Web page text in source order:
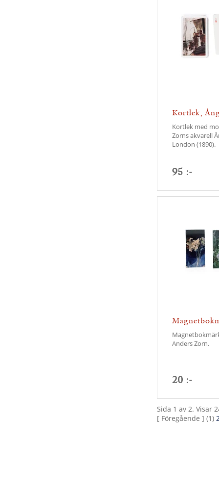
Kortlek,
London
Kortlek med
Zorns akvarell
London (1890).
95 :-
motiv
Anders Zorn.
20 :-
Sida 1 av 2. Visar
[ Föregående ] (1)